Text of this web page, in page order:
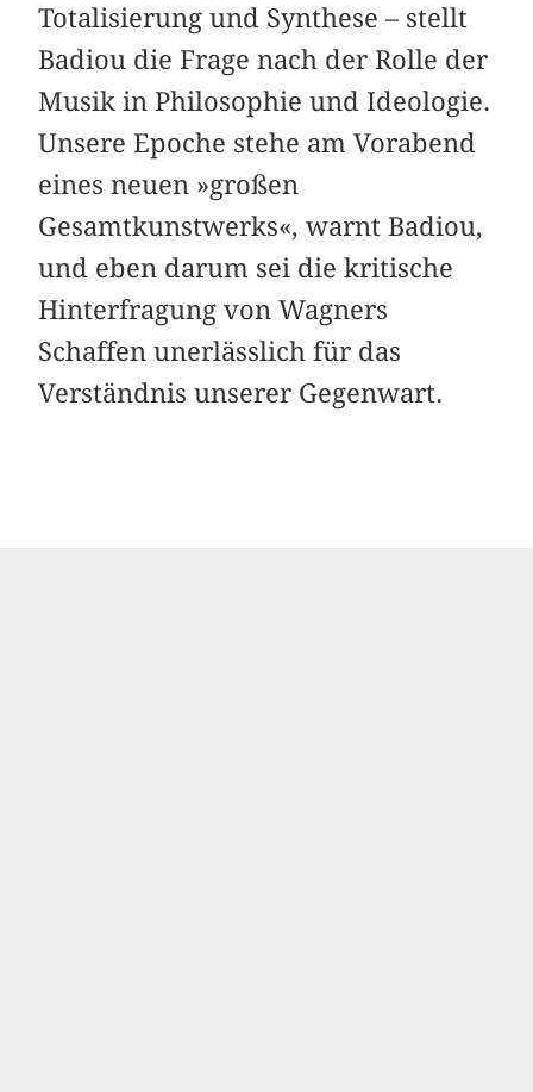
Totalisierung und Synthese – stellt
Badiou die Frage nach der Rolle der
Musik in Philosophie und Ideologie.
Unsere Epoche stehe am Vorabend
eines neuen »großen
Gesamtkunstwerks«, warnt Badiou,
und eben darum sei die kritische
Hinterfragung von Wagners
Schaffen unerlässlich für das
Verständnis unserer Gegenwart.